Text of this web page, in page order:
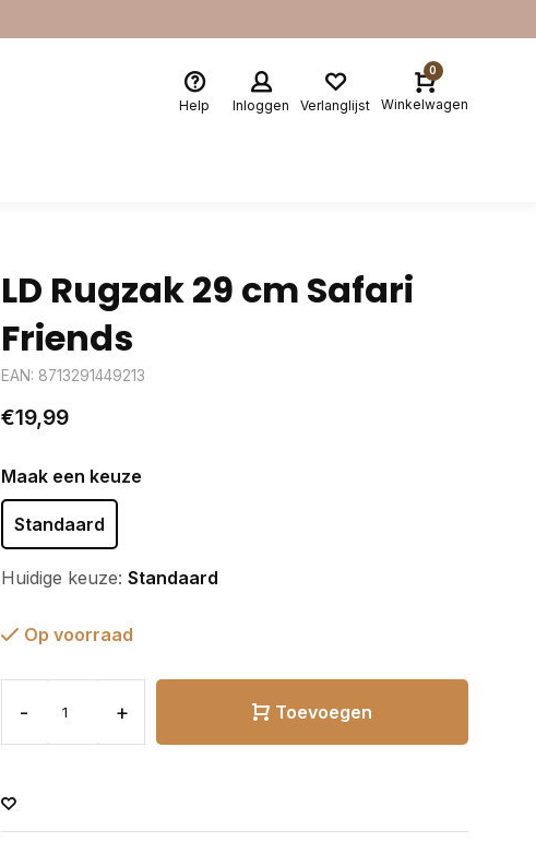
Help Inloggen Verlanglijst
0
Winkelwagen
LD Rugzak 29 cm Safari
Friends
EAN: 8713291449213
€19,99
Maak een keuze
Standaard
Huidige keuze: Standaard
Op voorraad
- + Toevoegen